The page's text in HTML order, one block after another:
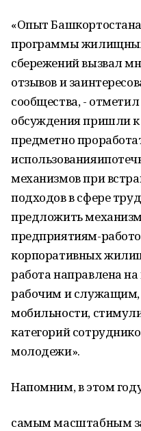
«Опыт
программы
сбережений вызвал
отзывов и
сообщества, -
обсуждения пришли
предметно
механизмов при
подходов в сфере
предложить
предприятиям-
корпоративных
работа направлена
рабочим и
мобильности,
категорий
молодежи».
Напомним, в этом
самым масштабным